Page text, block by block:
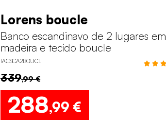
Lorens boucle
Banco escandinavo de 2 lugares em
madeira e tecido boucle
IACSCA2BOUCL
339,99 €
288,99 €